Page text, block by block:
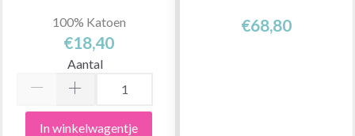
100% Katoen
€18,40
Aantal
In winkelwagentje
€68,80